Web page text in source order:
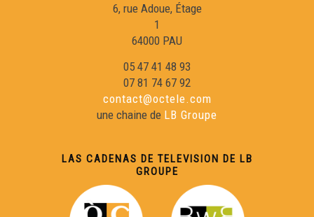
Sent Merd, petita comuna rurau
Garas en dangèr ? L'exemple lemosin
Mai de 68 - Testimònis 3/3
Mai de 68 - Testimònis 2/3
6, rue Adoue, Étage
1
64000 PAU
05 47 41 48 93
07 81 74 67 92
contact@octele.com
une chaine de LB Groupe
LAS CADENAS DE TELEVISION DE LB
GROUPE